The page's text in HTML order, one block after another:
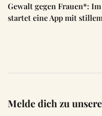
Gewalt gegen Frauen*:
startet eine App mit
Melde dich zu